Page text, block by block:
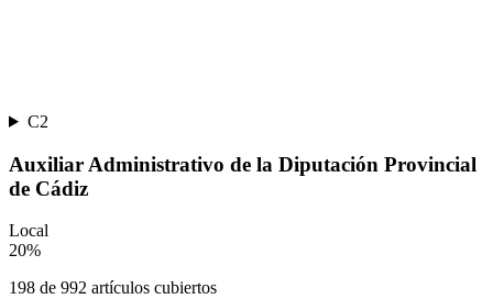
C2
Auxiliar Administrativo de la Diputación Provincial
de Cádiz
Local
20%
198 de 992 artículos cubiertos